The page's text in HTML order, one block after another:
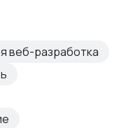
веб-разработка